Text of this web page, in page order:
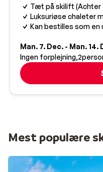
Tæt på skilift (Achter
Luksuriøse chaleter
Kan bestilles som
Man. 7. Dec. - Man. 14.
Ingen forplejning 2
Mest populære